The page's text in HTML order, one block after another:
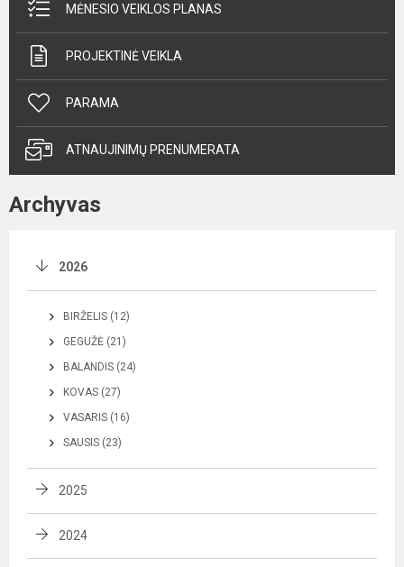
MĖNESIO VEIKLOS PLANAS
PROJEKTINĖ VEIKLA
PARAMA
ATNAUJINIMŲ PRENUMERATA
Archyvas
2026
BIRŽELIS (12)
GEGUŽĖ (21)
BALANDIS (24)
KOVAS (27)
VASARIS (16)
SAUSIS (23)
2025
2024